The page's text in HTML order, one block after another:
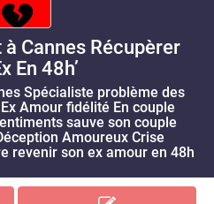
Cannes Récupèrer
En 48h’
Spécialiste problème des
Amour fidélité En couple
sauve son couple
Amoureux Crise
revenir son ex amour en 48h